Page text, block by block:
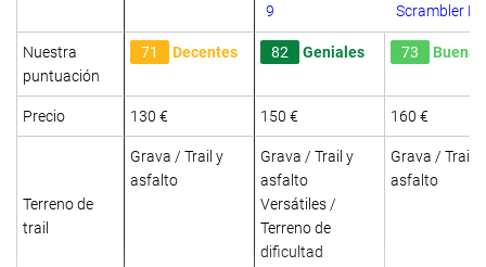
9
Scrambler
Nuestra
puntuación
71 Decentes 82 Geniales 73 Buenas
Precio 130 € 150 € 160 €
Terreno de
trail
Grava / Trail y
asfalto
Grava / Trail y
asfalto
Versátiles /
Terreno de
dificultad
Grava / Trail y
asfalto